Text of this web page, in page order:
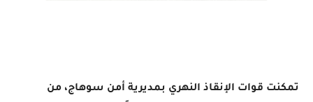
تمكنت قوات الإنقاذ النهري بمديرية أمن سوهاج، من